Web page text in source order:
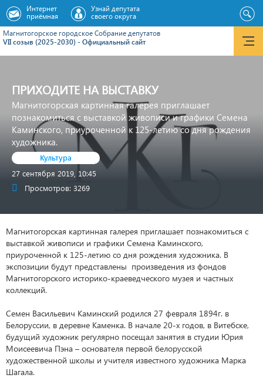
Магнитогорское городское Cобрание депутатов
VII созыв (2025-2030) - Официальный сайт
Интернет
приёмная
Узнай депутата
своего округа
ПРИХОДИТЕ НА ВЫСТАВКУ
Магнитогорская картинная галерея приглашает
познакомиться с выставкой живописи и графики Семена
Каминского, приуроченной к 125-летию со дня рождения
художника.
Культура
27 сентября 2019, 10:45
Просмотров: 3269
Магнитогорская картинная галерея приглашает познакомиться с
выставкой живописи и графики Семена Каминского,
приуроченной к 125-летию со дня рождения художника. В
экспозиции будут представлены произведения из фондов
Магнитогорского историко-краеведческого музея и частных
коллекций.
Семен Васильевич Каминский родился 27 февраля 1894г. в
Белоруссии, в деревне Каменка. В начале 20-х годов, в Витебске,
будущий художник регулярно посещал занятия в студии Юрия
Моисеевича Пэна – основателя первой белорусской
художественной школы и учителя известного художника Марка
Шагала.